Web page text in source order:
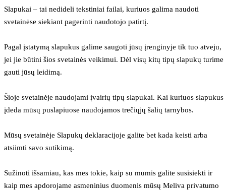
Slapukai – tai nedideli tekstiniai failai, kuriuos galima naudoti
svetainėse siekiant pagerinti naudotojo patirtį.
Pagal įstatymą slapukus galime saugoti jūsų įrenginyje tik tuo atveju,
jei jie būtini šios svetainės veikimui. Dėl visų kitų tipų slapukų turime
gauti jūsų leidimą.
Šioje svetainėje naudojami įvairių tipų slapukai. Kai kuriuos slapukus
įdeda mūsų puslapiuose naudojamos trečiųjų šalių tarnybos.
Mūsų svetainėje Slapukų deklaracijoje galite bet kada keisti arba
atsiimti savo sutikimą.
Sužinoti išsamiau, kas mes tokie, kaip su mumis galite susisiekti ir
kaip mes apdorojame asmeninius duomenis mūsų Meliva privatumo